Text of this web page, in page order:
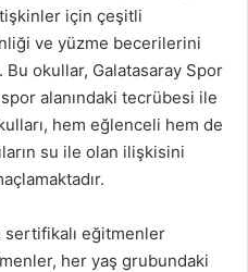
için çeşitli
ve yüzme becerilerini
okullar, Galatasaray Spor
alanındaki tecrübesi ile
hem eğlenceli hem de
su ile olan ilişkisini
eğitmenler
her yaş grubundaki